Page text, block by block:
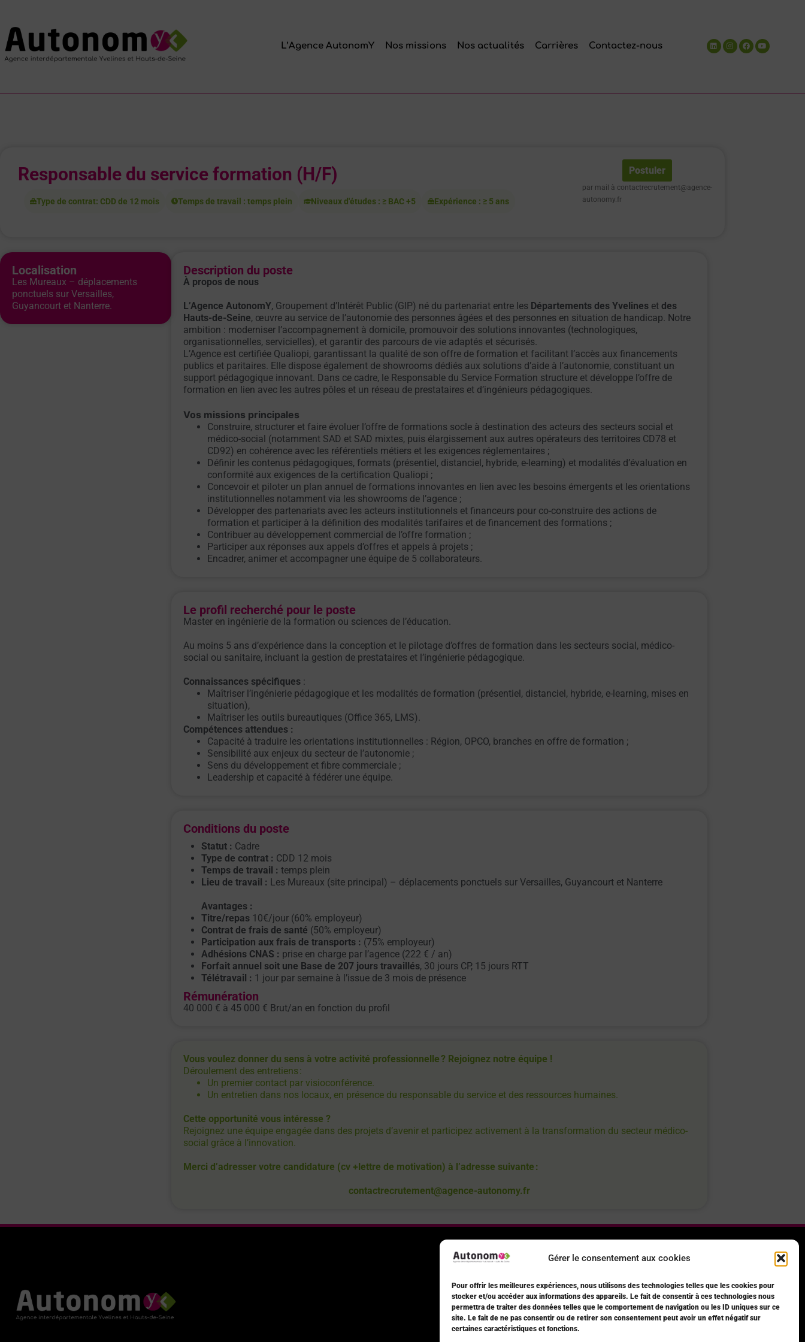
Gérer le consentement aux cookies
Pour offrir les meilleures expériences, nous utilisons des technologies telles que les cookies pour
stocker et/ou accéder aux informations des appareils. Le fait de consentir à ces technologies nous
permettra de traiter des données telles que le comportement de navigation ou les ID uniques sur ce
site. Le fait de ne pas consentir ou de retirer son consentement peut avoir un effet négatif sur
certaines caractéristiques et fonctions.
L’Agence AutonomY Nos missions Nos actualités Carrières Contactez-nous
Responsable du service formation (H/F)
Type de contrat: CDD de 12 mois Temps de travail : temps plein Niveaux d'études : ≥ BAC +5 Expérience : ≥ 5 ans
Postuler
par mail à contactrecrutement@agence-
autonomy.fr
Localisation
Les Mureaux – déplacements
ponctuels sur Versailles,
Guyancourt et Nanterre.
Description du poste
À propos de nous
L’Agence AutonomY, Groupement d’Intérêt Public (GIP) né du partenariat entre les Départements des Yvelineset des
Hauts-de-Seine, œuvre au service de l’autonomie des personnes âgées et des personnes en situation de handicap. Notre
ambition : moderniser l’accompagnement à domicile, promouvoir des solutions innovantes (technologiques,
organisationnelles, servicielles), et garantir des parcours de vie adaptés et sécurisés.
L’Agence est certifiée Qualiopi, garantissant la qualité de son offre de formation et facilitant l’accès aux financements
publics et paritaires. Elle dispose également de showrooms dédiés aux solutions d’aide à l’autonomie, constituant un
support pédagogique innovant. Dans ce cadre, le Responsable du Service Formation structure et développe l’offre de
formation en lien avec les autres pôles et un réseau de prestataires et d’ingénieurs pédagogiques.
Vos missions principales
Construire, structurer et faire évoluer l’offre de formations socle à destination des acteurs des secteurs social et
médico-social (notamment SAD et SAD mixtes, puis élargissement aux autres opérateurs des territoires CD78 et
CD92) en cohérence avec les référentiels métiers et les exigences réglementaires ;
Définir les contenus pédagogiques, formats (présentiel, distanciel, hybride, e-learning) et modalités d’évaluation en
conformité aux exigences de la certification Qualiopi ;
Concevoir et piloter un plan annuel de formations innovantes en lien avec les besoins émergents et les orientations
institutionnelles notamment via les showrooms de l’agence ;
Développer des partenariats avec les acteurs institutionnels et financeurs pour co-construire des actions de
formation et participer à la définition des modalités tarifaires et de financement des formations ;
Contribuer au développement commercial de l’offre formation ;
Participer aux réponses aux appels d’offres et appels à projets ;
Encadrer, animer et accompagner une équipe de 5 collaborateurs.
Le profil recherché pour le poste
Master en ingénierie de la formation ou sciences de l’éducation.
Au moins 5 ans d’expérience dans la conception et le pilotage d’offres de formation dans les secteurs social, médico-
social ou sanitaire, incluant la gestion de prestataires et l’ingénierie pédagogique.
Connaissances spécifiques:
Maîtriser l’ingénierie pédagogique et les modalités de formation (présentiel, distanciel, hybride, e-learning, mises en
situation),
Maîtriser les outils bureautiques (Office 365, LMS).
Compétences attendues :
Capacité à traduire les orientations institutionnelles : Région, OPCO, branches en offre de formation ;
Sensibilité aux enjeux du secteur de l’autonomie ;
Sens du développement et fibre commerciale ;
Leadership et capacité à fédérer une équipe.
Conditions du poste
Statut : Cadre
Type de contrat : CDD 12 mois
Temps de travail : temps plein
Lieu de travail : Les Mureaux (site principal) – déplacements ponctuels sur Versailles, Guyancourt et Nanterre
Avantages :
Titre/repas10€/jour (60% employeur)
Contrat de frais de santé (50% employeur)
Participation aux frais de transports : (75% employeur)
Adhésions CNAS : prise en charge par l’agence (222 € / an)
Forfait annuel soit une Base de 207 jours travaillés, 30 jours CP, 15 jours RTT
Télétravail : 1 jour par semaine à l’issue de 3 mois de présence
Rémunération
40 000 € à 45 000 € Brut/an en fonction du profil
Vous voulez donner du sens à votre activité professionnelle ? Rejoignez notre équipe !
Déroulement des entretiens :
Un premier contact par visioconférence.
Un entretien dans nos locaux, en présence du responsable du service et des ressources humaines.
Cette opportunité vous intéresse ?
Rejoignez une équipe engagée dans des projets d’avenir et participez activement à la transformation du secteur médico-
social grâce à l’innovation.
Merci d’adresser votre candidature (cv +lettre de motivation) à l’adresse suivante :
contactrecrutement@agence-autonomy.fr